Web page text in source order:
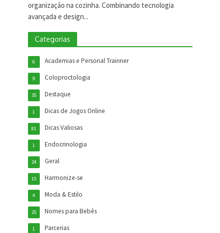
organização na cozinha. Combinando tecnologia
avançada e design...
Categorias
Academias e Personal Trainner
6
Coloproctologia
9
Destaque
35
Dicas de Jogos Online
1
Dicas Valiosas
81
Endocrinologia
1
Geral
24
Harmonize-se
15
Moda & Estilo
4
Nomes para Bebês
25
Parcerias
1